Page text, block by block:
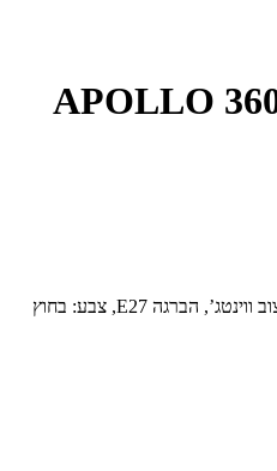
תליה דמוי פעמון 360 APOLLO
מנורת תליה דמוי פעמון דרמטי בעיצוב ווינטג’, הברגה E27, צבע: בחוץ